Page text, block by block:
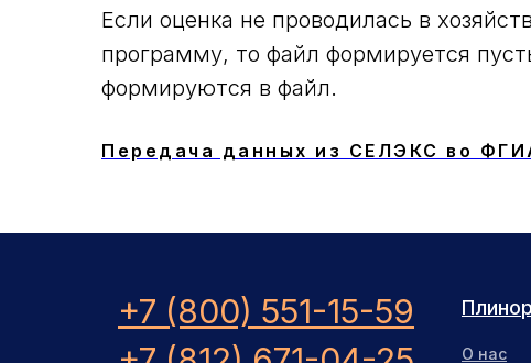
Если оценка не проводилась в
программу, то файл формируется
формируются в файл.
Передача данных из СЕЛЭКС во
+7 (800) 551-15-59
Плинор
О нас